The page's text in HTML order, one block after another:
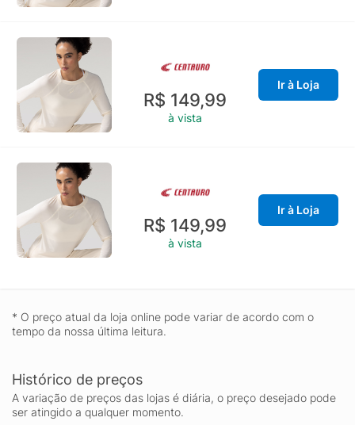
R$ 149,99
à vista
Ir à Loja
R$ 149,99
à vista
Ir à Loja
* O preço atual da loja online pode variar de acordo com o
tempo da nossa última leitura.
Histórico de preços
A variação de preços das lojas é diária, o preço desejado pode
ser atingido a qualquer momento.